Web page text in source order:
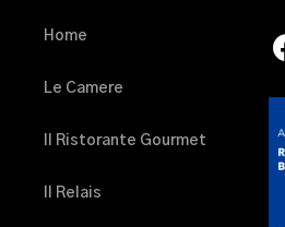
Home
Le Camere
Il Ristorante Gourmet
Il Relais